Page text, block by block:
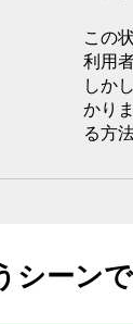
この
利用
しか
かり
る方
シーン